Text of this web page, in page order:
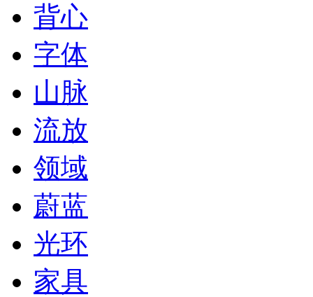
背心
字体
山脉
流放
领域
蔚蓝
光环
家具